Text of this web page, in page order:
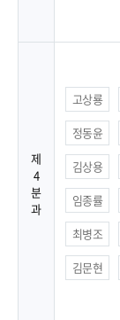
제
4
분
과
고상룡
정동윤
김상용
임종률
최병조
김문현